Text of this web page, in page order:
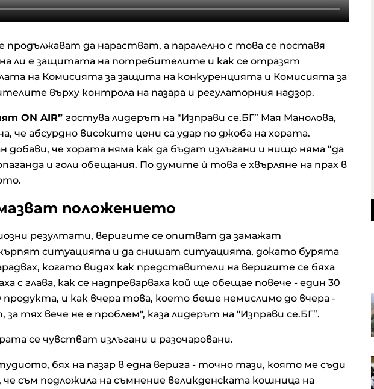
да нарастват, а паралелно с това се поставя
ли е защитата на потребителите и как се отразят
на Комисията за защита на конкуренцията и Комисията за
върху контрола на пазара и регулаторния надзор.
ON AIR” гостува лидерът на “Изправи се.БГ” Мая Манолова,
че абсурдно високите цени са удар по джоба на хората.
че хората няма как да бъдат излъгани и нищо няма “да
и голи обещания. По думите ѝ това е хвърляне на прах в
положението
резултати, веригите се опитват да замажат
ситуацията и да снишат ситуацията, докато бурята
когато видях как представители на веригите се бяха
с глава, как се надпреварваха кой ще обещае повече - един 30
продукта, и как вчера това, което беше немислимо до вчера -
за тях вече не е проблем", каза лидерът на "Изправи се.БГ”.
се чувстват излъгани и разочаровани.
бях на пазар в една верига - точно тази, която ме съди
че съм подложила на съмнение великденската кошница на
Истинските причини да се
страхуваме от AI и оръжията за
масово унищожение
Ударът срещу Coinkite показа, че
защитата на биткойн се оказва
трудно начинание